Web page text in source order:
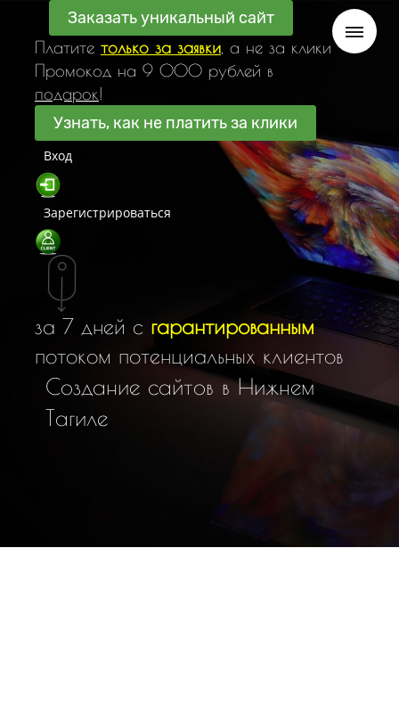
Заказать уникальный сайт
Платите только за заявки , а не за клики
Промокод на 9 000 рублей в
подарок!
Узнать, как не платить за клики
Вход
Зарегистрироваться
за 7 дней с гарантированным
потоком потенциальных клиентов
Создание сайтов в Нижнем
Тагиле